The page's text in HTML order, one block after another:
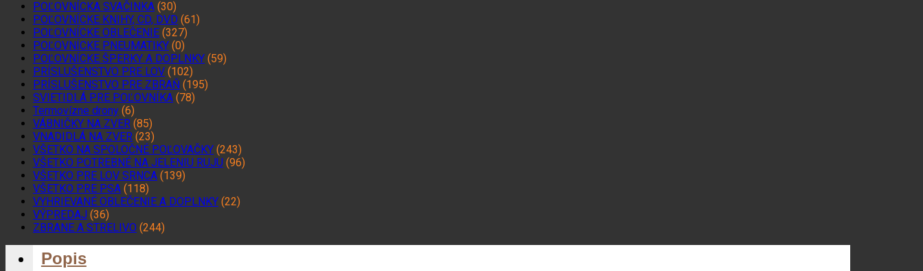
POĽOVNÍCKA SVAČINKA (30)
POĽOVNÍCKE KNIHY, CD, DVD (61)
POĽOVNÍCKE OBLEČENIE (327)
POĽOVNÍCKE PNEUMATIKY (0)
POĽOVNÍCKE ŠPERKY A DOPLNKY (59)
PRÍSLUŠENSTVO PRE LOV (102)
PRÍSLUŠENSTVO PRE ZBRAŇ (195)
SVIETIDLÁ PRE POĽOVNÍKA (78)
Termovízne drony (6)
VÁBNIČKY NA ZVER (85)
VNADIDLÁ NA ZVER (23)
VŠETKO NA SPOLOČNÉ POĽOVAČKY (243)
VŠETKO POTREBNÉ NA JELENIU RUJU (96)
VŠETKO PRE LOV SRNCA (139)
VŠETKO PRE PSA (118)
VYHRIEVANÉ OBLEČENIE A DOPLNKY (22)
VÝPREDAJ (36)
ZBRANE A STRELIVO (244)
Popis